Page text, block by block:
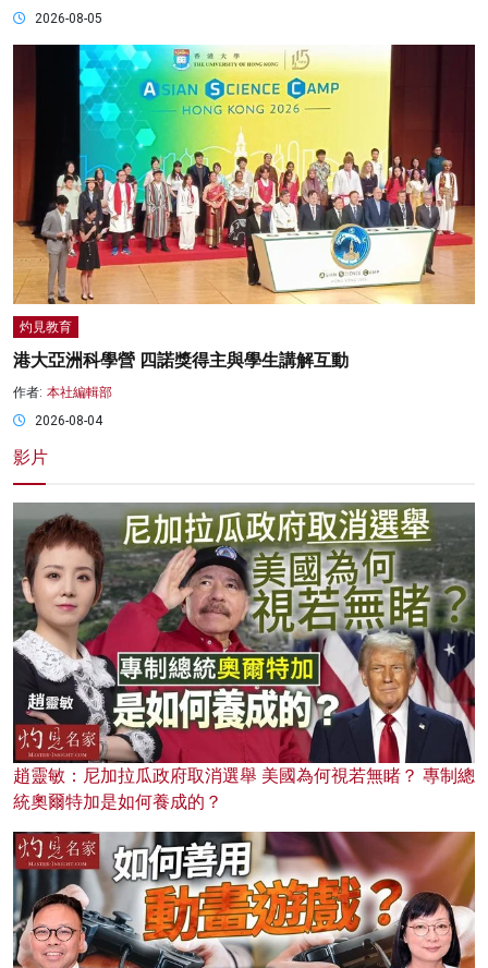
2026-08-05
灼見教育
港大亞洲科學營 四諾獎得主與學生講解互動
作者: 本社編輯部
2026-08-04
影片
趙靈敏：尼加拉瓜政府取消選舉 美國為何視若無睹？ 專制總
統奧爾特加是如何養成的？